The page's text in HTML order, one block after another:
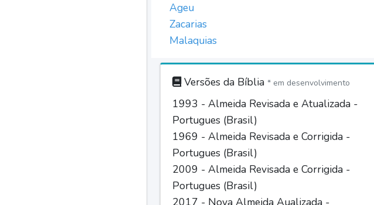
Ageu
Zacarias
Malaquias
Versões da Bíblia * em desenvolvimento
1993 - Almeida Revisada e Atualizada -
Portugues (Brasil)
1969 - Almeida Revisada e Corrigida -
Portugues (Brasil)
2009 - Almeida Revisada e Corrigida -
Portugues (Brasil)
2017 - Nova Almeida Aualizada -